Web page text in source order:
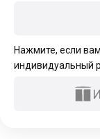
Нажмите, если
индивидуальный